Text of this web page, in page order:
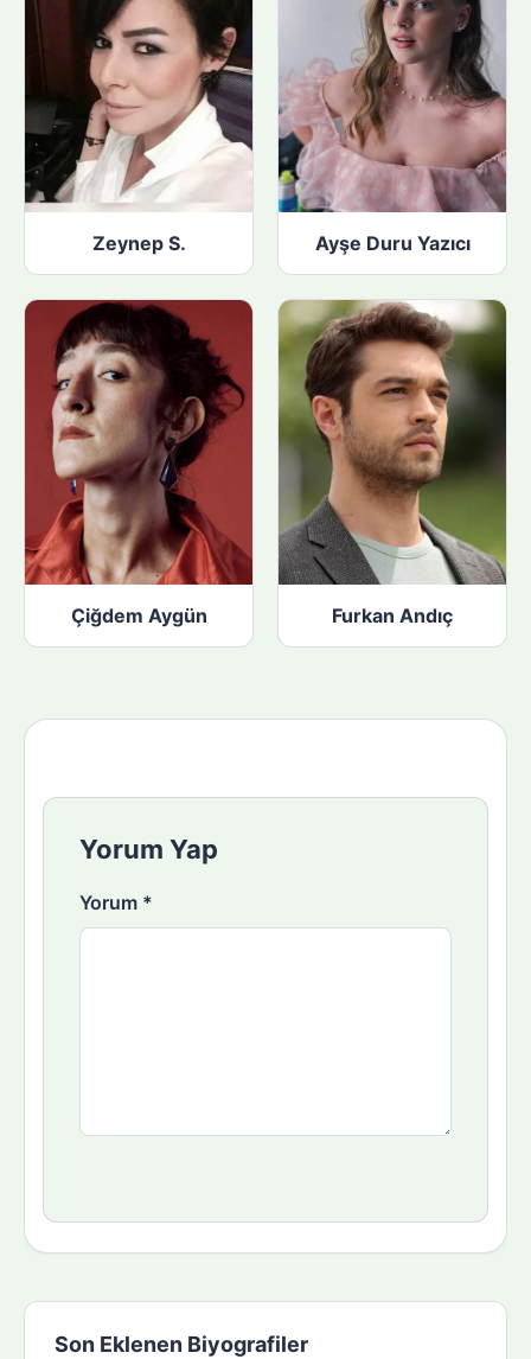
Zeynep S. Ayşe Duru Yazıcı
Çiğdem Aygün Furkan Andıç
Yorum Yap
Yorum *
Son Eklenen Biyografiler